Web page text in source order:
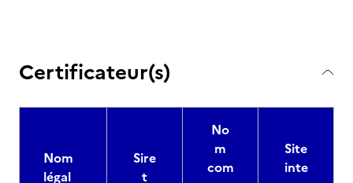
Certificateur(s)
Nom
légal
Sire
t
No
m
com
Site
inte